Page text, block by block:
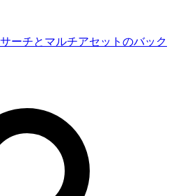
ーチとマルチアセットのバック